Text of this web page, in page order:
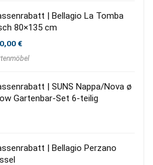
| Bellagio La Tomba
80×135 cm
€Aktueller
ist:
| SUNS Nappa/Nova ø
Gartenbar-Set 6-teilig
| Bellagio Perzano